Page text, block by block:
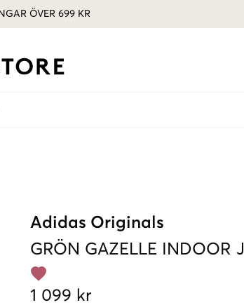
ÖVER 699 KR
Adidas Originals
GRÖN GAZELLE INDOOR J
1 099 kr